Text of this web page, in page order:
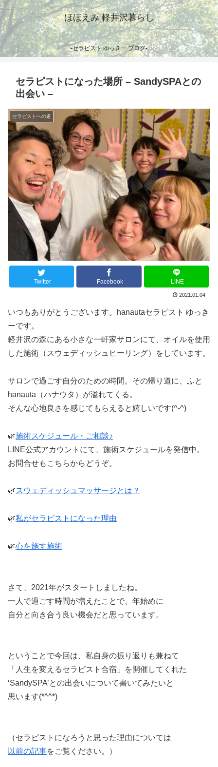
ほほえみ 軽井沢暮らし
-セラピスト ゆっきー ブログ-
セラピストになった場所 – SandySPAとの
出会い –
セラピストへの道
Twitter Facebook LINE
2021.01.04
いつもありがとうございます。hanautaセラピスト ゆっき
ーです。
軽井沢の森にある小さな一軒家サロンにて、オイルを使用
した施術（スウェディッシュヒーリング）をしています。
サロンで過ごす自分のための時間。その帰り道に、ふと
hanauta（ハナウタ）が溢れてくる。
そんな心地良さを感じてもらえると嬉しいです(^-^)
🌿施術スケジュール・ご相談♪
LINE公式アカウントにて、施術スケジュールを発信中。
お問合せもこちらからどうぞ。
🌿スウェディッシュマッサージとは？
🌿私がセラピストになった理由
🌿心を施す施術
さて、2021年がスタートしましたね。
一人で過ごす時間が増えたことで、年始めに
自分と向き合う良い機会だと思っています。
ということで今回は、私自身の振り返りも兼ねて
「人生を変えるセラピスト合宿」を開催してくれた
‘SandySPA’との出会いについて書いてみたいと
思います(*^^*)
（セラピストになろうと思った理由については
以前の記事をご覧ください。）